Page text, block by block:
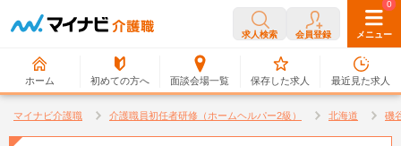
求人検索 会員登録 メニュー
ホーム 初めての方へ 面談会場一覧
0
保存した求人
0
最近見た求人
マイナビ介護職 介護職員初任者研修（ホームヘルパー2級） 北海道 磯